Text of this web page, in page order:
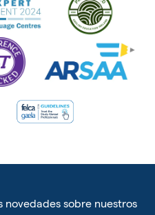
sobre nuestros